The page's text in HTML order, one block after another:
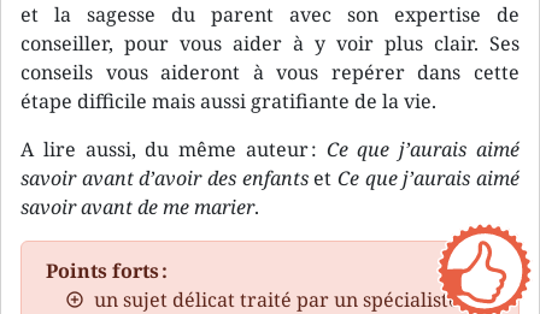
et la sagesse du parent avec son expertise de
conseiller, pour vous aider à y voir plus clair. Ses
conseils vous aideront à vous repérer dans cette
étape difficile mais aussi gratifiante de la vie.
A lire aussi, du même auteur : Ce que j’aurais aimé
savoir avant d’avoir des enfantsetCe que j’aurais aimé
savoir avant de me marier.
Points forts :
un sujet délicat traité par un spécialiste